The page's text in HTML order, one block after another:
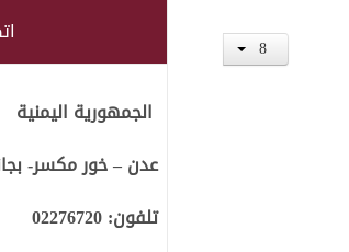
الجمهورية اليمنية
عدن – خور مكسر-
تلفون:02276720